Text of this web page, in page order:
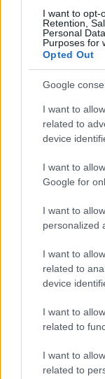
I want to opt-
Retention,
Personal
Purposes for
Opted Out
Google
I want to
related to
device
I want to
Google for
I want to
personalized
I want to
related to
device
I want to
related to
I want to
related to
Project bond negli
Edoardo Vitali · 6 Ago
QUOTAZIONI
Gold (Terra
(PAXG)
Kinza Babylon
Steakhouse